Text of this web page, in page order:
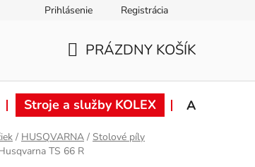
Záručné podmienky Podmienky ochrany
Prihlásenie Registrácia
KOŠÍK
PRÁZDNY KOŠÍK
Stroje a služby KOLEX Akcie
/ HUSQVARNA / Stolové píly
TS 66 R